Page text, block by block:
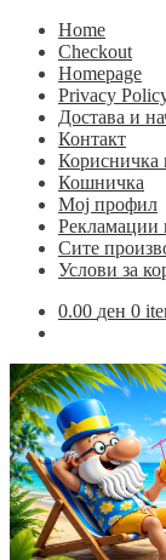
Home
Checkout
Homepage
Privacy
Достава и
Контакт
Корисничка
Кошничка
Мој профил
Рекламации
Сите
Услови за
0.00 ден 0